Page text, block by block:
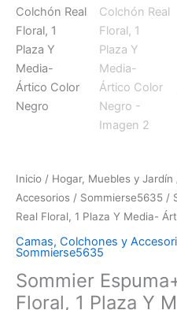
Inicio / Hogar, Muebles y Jardín
Accesorios / Sommierse5635 /
Real Floral, 1 Plaza Y Media-
Camas, Colchones y
Sommierse5635
Sommier
Floral, 1 Plaza Y